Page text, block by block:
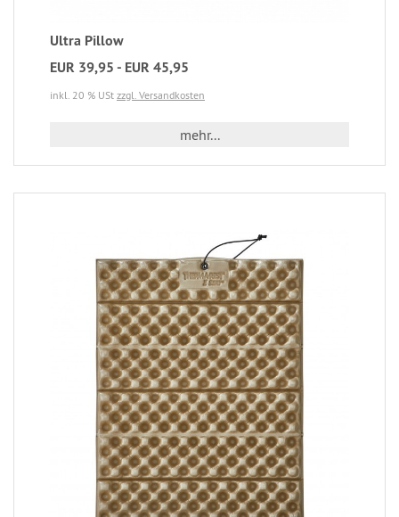
Ultra Pillow
EUR 39,95 - EUR 45,95
inkl. 20 % USt zzgl. Versandkosten
mehr...